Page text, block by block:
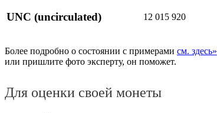
UNC (uncirculated) 12 015 920
Более подробно о состоянии с примерами см. здесь»
или пришлите фото эксперту, он поможет.
Для оценки своей монеты